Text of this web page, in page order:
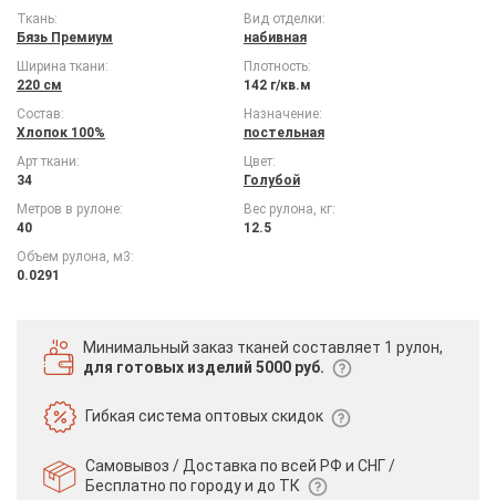
Ткань:
Бязь Премиум
Вид отделки:
набивная
Ширина ткани:
220 см
Плотность:
142 г/кв.м
Состав:
Хлопок 100%
Назначение:
постельная
Арт ткани:
34
Цвет:
Голубой
Метров в рулоне:
40
Вес рулона, кг:
12.5
Объем рулона, м3:
0.0291
Минимальный заказ тканей составляет 1 рулон,
для готовых изделий 5000 руб.
Гибкая системаоптовых скидок
Самовывоз / Доставка по всей РФ и СНГ /
Бесплатно по городу и до ТК